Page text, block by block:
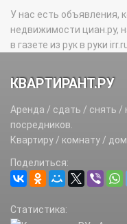
У нас есть объявления,
недвижимости циан.ру,
в газете из рук в руки
КВАРТИРАНТ.РУ
Аренда / сдать / снять /
посредников.
Квартиру / комнату /
Поделиться:
Статистика: